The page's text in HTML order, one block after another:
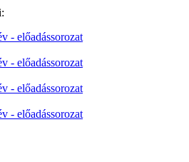
- előadássorozat
- előadássorozat
- előadássorozat
- előadássorozat